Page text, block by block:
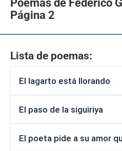
Página 2
Lista de poemas:
El lagarto está llorando
El paso de la siguiriya
El poeta pide a su amor